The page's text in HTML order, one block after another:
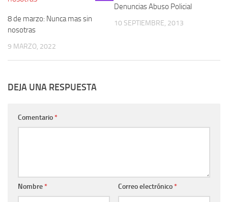
8 de marzo: Nunca mas sin
nosotras
9 MARZO, 2022
Denuncias Abuso Policial
10 SEPTIEMBRE, 2013
DEJA UNA RESPUESTA
Comentario*
Nombre* Correo electrónico*